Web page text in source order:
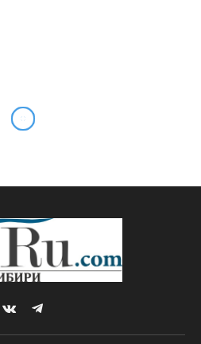
VKontakteTelegram